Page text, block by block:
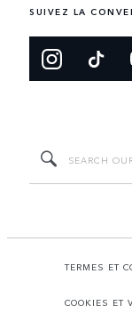
SUIVEZ LA
TERMES ET
COOKIES ET